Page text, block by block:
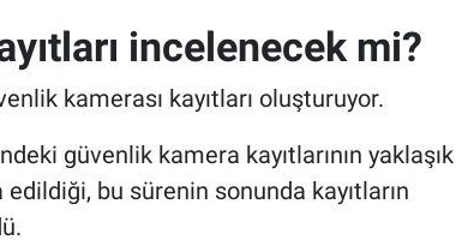
incelenecek mi?
kamerası kayıtları oluşturuyor.
güvenlik kamera kayıtlarının yaklaşık
bu sürenin sonunda kayıtların